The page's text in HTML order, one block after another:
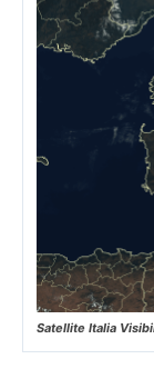
Satellite Italia